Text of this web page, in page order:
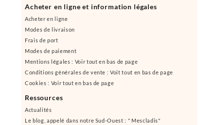
Acheter en ligne et information légales
Acheter en ligne
Modes de livraison
Frais de port
Modes de paiement
Mentions légales : Voir tout en bas de page
Conditions générales de vente : Voit tout en bas de page
Cookies : Voir tout en bas de page
Ressources
Actualités
Le blog, appelé dans notre Sud-Ouest : " Mescladis"